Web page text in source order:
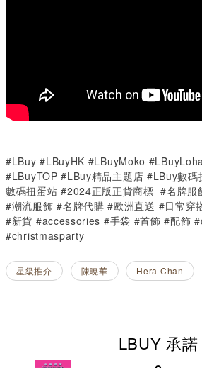
#LBuy #LBuyHK #LBuyMoko
#LBuyTOP #LBuy精品主題店 #LBuy數
數碼扭蛋站 #2024正版正貨商標 #名牌服
#潮流服飾 #名牌代購 #歐洲直送 #日常穿
#新貨 #accessories #手袋 #首飾 #配飾
#christmasparty
星級推介 陳曉華 Hera Chan
LBUY 承諾